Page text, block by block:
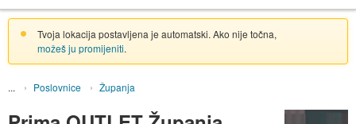
Tvoja lokacija postavljena je automatski. Ako nije točna,
možeš ju promijeniti.
Poslovnice Županja